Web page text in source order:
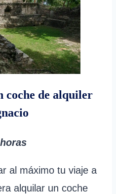
coche de alquiler
al máximo tu viaje a
alquilar un coche